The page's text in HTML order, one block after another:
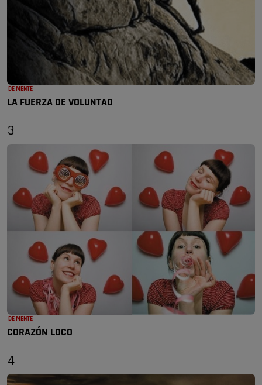
DE MENTE
LA FUERZA DE VOLUNTAD
3
DE MENTE
CORAZÓN LOCO
4